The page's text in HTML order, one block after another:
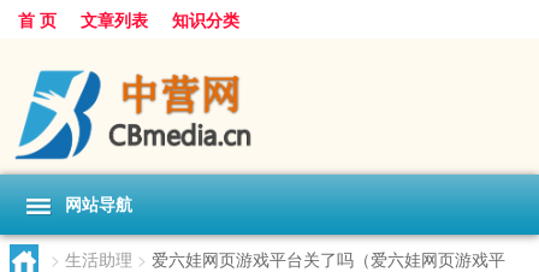
首 页 文章列表 知识分类
网站导航
> 生活助理 > 爱六娃网页游戏平台关了吗（爱六娃网页游戏平